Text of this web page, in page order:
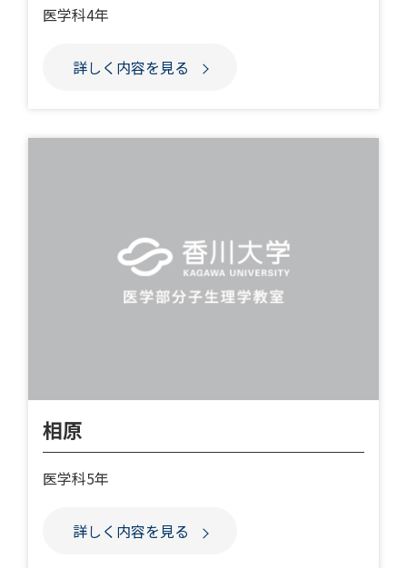
医学科4年
詳しく内容を見る
相原
医学科5年
詳しく内容を見る